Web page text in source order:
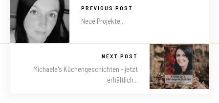
PREVIOUS POST
Neue Projekte...
NEXT POST
Michaela's Küchengeschichten - jetzt
erhältlich...